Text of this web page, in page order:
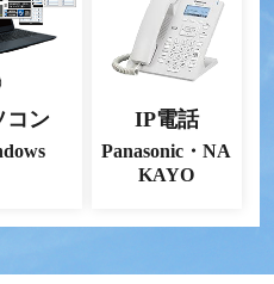
コン IP電話
Panasonic・NA
KAYO